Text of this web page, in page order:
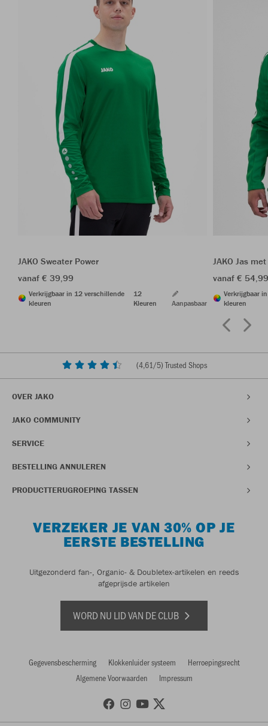
JAKO Sweater Power
vanaf € 39,99
Verkrijgbaar in 12 verschillende
kleuren
12
Kleuren
Aanpasbaar
JAKO Jas
vanaf €
Verkrijgbaar
kleuren
(4,61/5) Trusted Shops
OVER JAKO
JAKO COMMUNITY
SERVICE
BESTELLING ANNULEREN
PRODUCTTERUGROEPING TASSEN
VERZEKER JE VAN 30% OP JE
EERSTE BESTELLING
Uitgezonderd fan-, Organic- & Doubletex-artikelen en reeds
afgeprijsde artikelen
WORD NU LID VAN DE CLUB
Gegevensbescherming Klokkenluider systeem
Herroepingsrecht
Algemene Voorwaarden
Impressum